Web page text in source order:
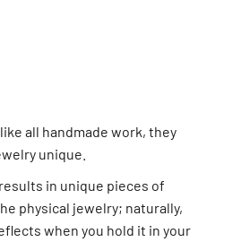
all handmade work, they
unique.
in unique pieces of
physical jewelry; naturally,
when you hold it in your